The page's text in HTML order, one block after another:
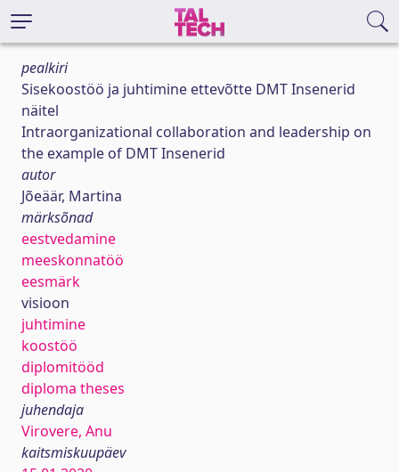
pealkiri
Sisekoostöö ja juhtimine ettevõtte DMT Insenerid
näitel
Intraorganizational collaboration and leadership on
the example of DMT Insenerid
autor
Jõeäär, Martina
märksõnad
eestvedamine
meeskonnatöö
eesmärk
visioon
juhtimine
koostöö
diplomitööd
diploma theses
juhendaja
Virovere, Anu
kaitsmiskuupäev